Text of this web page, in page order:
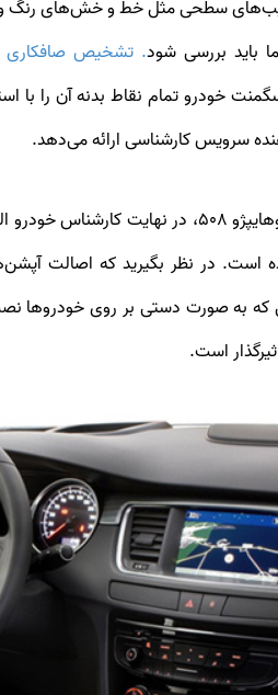
باید بررسی شود. تشخیص صافکاری
خودرو تمام نقاط بدنه آن را
سرویس کارشناسی ارائه می‌دهد.
است.